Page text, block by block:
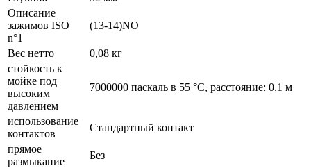
Описание
зажимов ISO
n°1
(13-14)NO
Вес нетто
0,08 кг
стойкость к
мойке под
высоким
давлением
7000000 паскаль в 55 °C, расстояние: 0.1 м
использование
контактов
Стандартный контакт
прямое
размыкание
Без